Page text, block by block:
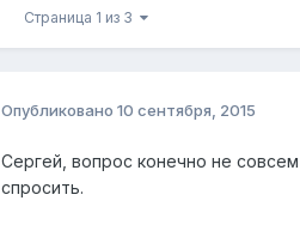
Страница 1 из 3
Опубликовано 10 сентября, 2015
Сергей, вопрос конечно не
спросить.